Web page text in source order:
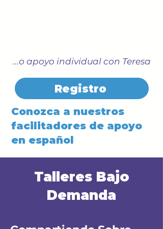
...o apoyo individual con Teresa
Registro
Conozca a nuestros
facilitadores de apoyo
en español
Talleres Bajo
Demanda